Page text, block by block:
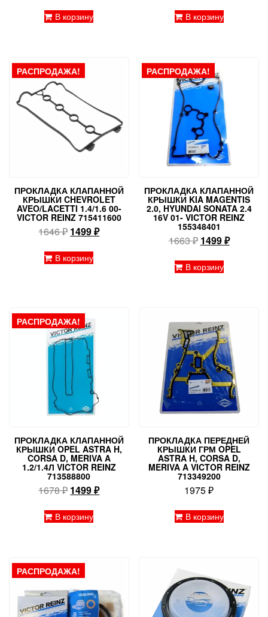
В корзину
составляла
499 ₽.
В корзину
РАСПРОДАЖА!
ПРОКЛАДКА КЛАПАННОЙ
КРЫШКИ CHEVROLET
AVEO/LACETTI 1.4/1.6 00-
VICTOR REINZ 715411600
1646₽ Первоначальная
составляла
1499₽Текущая
В корзину
РАСПРОДАЖА!
ПРОКЛАДКА КЛАПАННОЙ
КРЫШКИ KIA MAGENTIS
2.0, HYUNDAI SONATA 2.4
16V 01- VICTOR REINZ
155348401
1663₽
составляла
1499₽Текущая
В корзину
РАСПРОДАЖА!
ПРОКЛАДКА КЛАПАННОЙ
КРЫШКИ OPEL ASTRA H,
CORSA D, MERIVA A
1.2/1.4Л VICTOR REINZ
713588800
1678₽ Первоначальная
составляла
1499₽Текущая
В корзину
ПРОКЛАДКА ПЕРЕДНЕЙ
КРЫШКИ ГРМ OPEL
ASTRA H, CORSA D,
MERIVA A VICTOR REINZ
713349200
1975₽
В корзину
РАСПРОДАЖА!